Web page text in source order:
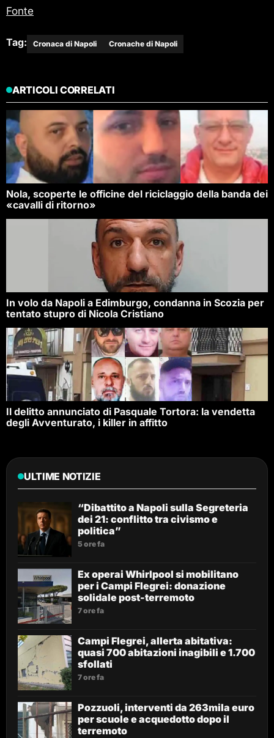
Fonte
Tag: Cronaca di Napoli Cronache di Napoli
ARTICOLI CORRELATI
Nola, scoperte le officine del riciclaggio della banda dei
«cavalli di ritorno»
In volo da Napoli a Edimburgo, condanna in Scozia per
tentato stupro di Nicola Cristiano
Il delitto annunciato di Pasquale Tortora: la vendetta
degli Avventurato, i killer in affitto
ULTIME NOTIZIE
“Dibattito a Napoli sulla Segreteria
dei 21: conflitto tra civismo e
politica”
5 ore fa
Ex operai Whirlpool si mobilitano
per i Campi Flegrei: donazione
solidale post-terremoto
7 ore fa
Campi Flegrei, allerta abitativa:
quasi 700 abitazioni inagibili e 1.700
sfollati
7 ore fa
Pozzuoli, interventi da 263mila euro
per scuole e acquedotto dopo il
terremoto